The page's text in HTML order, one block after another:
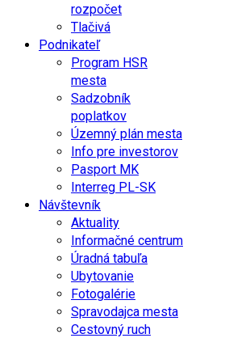
rozpočet
Tlačivá
Podnikateľ
Program HSR
mesta
Sadzobník
poplatkov
Územný plán mesta
Info pre investorov
Pasport MK
Interreg PL-SK
Návštevník
Aktuality
Informačné centrum
Úradná tabuľa
Ubytovanie
Fotogalérie
Spravodajca mesta
Cestovný ruch